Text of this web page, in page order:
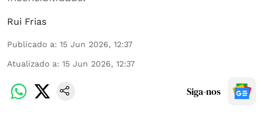
Rui Frias
Publicado a: 15 Jun 2026, 12:37
Atualizado a: 15 Jun 2026, 12:37
Siga-nos